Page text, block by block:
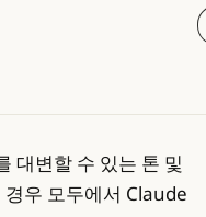
대변할 수 있는 톤 및
우 모두에서 Claude